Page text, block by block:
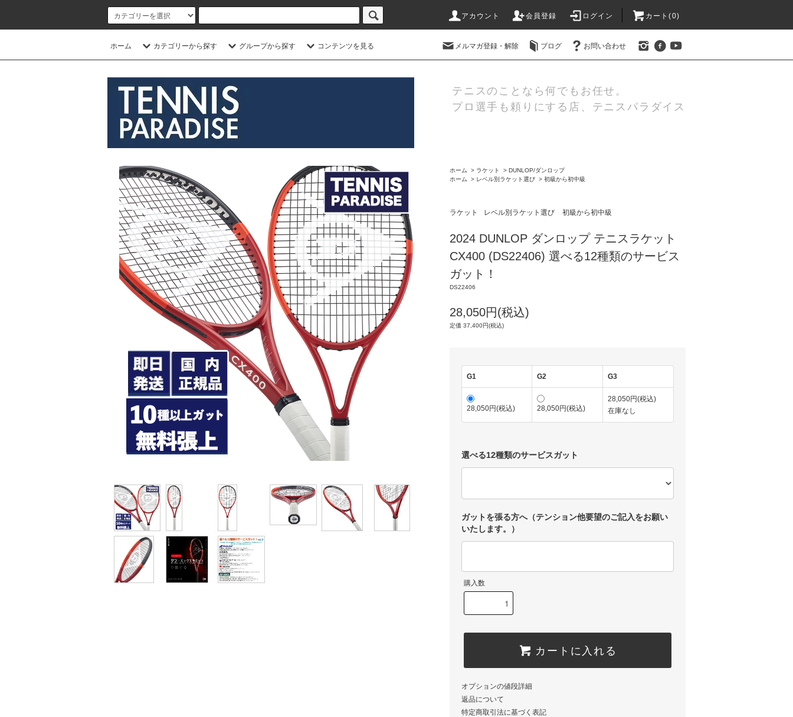
アカウント 会員登録 ログイン カート(0)
ホーム カテゴリーから探す グループから探す コンテンツを見る メルマガ登録・解除 ブログ お問い合わせ
テニスのことなら何でもお任せ。
プロ選手も頼りにする店、テニスパラダイス
ホーム > ラケット > DUNLOP/ダンロップ
ホーム
> レベル別ラケット選び > 初級から初中級
ラケット レベル別ラケット選び 初級から初中級
2024 DUNLOP ダンロップ テニスラケット
CX400 (DS22406) 選べる12種類のサービス
ガット！
DS22406
28,050円(税込)
定価 37,400円(税込)
G1 G2 G3
28,050円(税込) 28,050円(税込)
28,050円(税込)
在庫なし
選べる12種類のサービスガット
ガットを張る方へ（テンション他要望のご記入をお願い
いたします。）
購入数
カートに入れる
オプションの値段詳細
返品について
特定商取引法に基づく表記